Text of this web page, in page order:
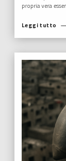
propria vera
Leggi tutto